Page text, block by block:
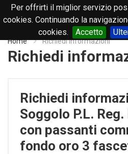
Per offrirti il miglior servizio
cookies. Continuando la
cookies.
Accetto
Home Richiedi informazioni
Richiedi
Richiedi
Soggolo P.L.
con passanti
fondo oro 3